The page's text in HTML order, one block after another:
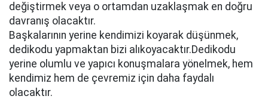
değiştirmek veya o ortamdan uzaklaşmak en doğru
davranış olacaktır.
Başkalarının yerine kendimizi koyarak düşünmek,
dedikodu yapmaktan bizi alıkoyacaktır.Dedikodu
yerine olumlu ve yapıcı konuşmalara yönelmek, hem
kendimiz hem de çevremiz için daha faydalı
olacaktır.